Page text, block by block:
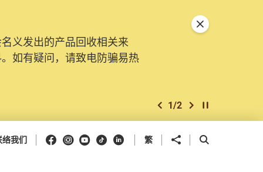
义发出的产品回收相关来
如有疑问，请致电防骗易热
上一个
1/2 下一个开始/暂停幻灯
关闭特別通告
络我们 Facebook
Instagram
Youtube
抖音领英 繁 分享到 开启搜寻框